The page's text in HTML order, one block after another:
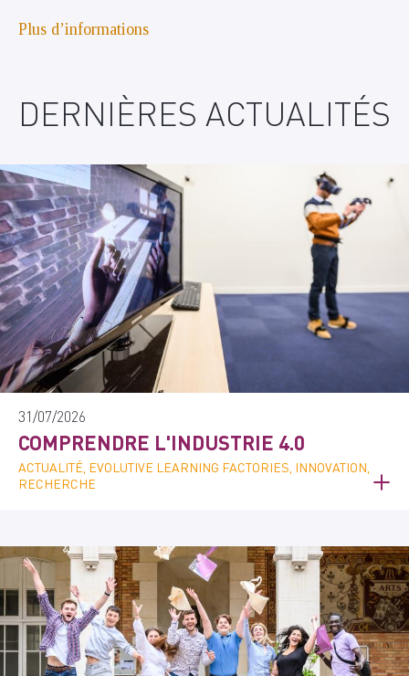
Plus d’informations
DERNIÈRES ACTUALITÉS
31/07/2026
COMPRENDRE L'INDUSTRIE 4.0
ACTUALITÉ, EVOLUTIVE LEARNING FACTORIES, INNOVATION,
RECHERCHE